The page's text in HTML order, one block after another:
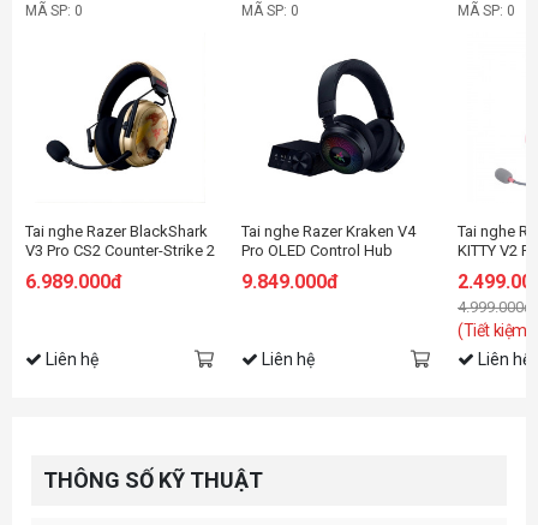
MÃ SP: 0
Tai nghe Razer BlackShark
V3 Pro CS2 Counter-Strike 2
6.989.000đ
Liên hệ
MÃ SP: 0
Tai nghe Razer Kraken V4
Pro OLED Control Hub
9.849.000đ
Liên hệ
MÃ SP: 0
Tai nghe
KITTY V2
04510200-
4.999.000đ
(Tiết kiệm:
Liên hệ
THÔNG SỐ KỸ THUẬT